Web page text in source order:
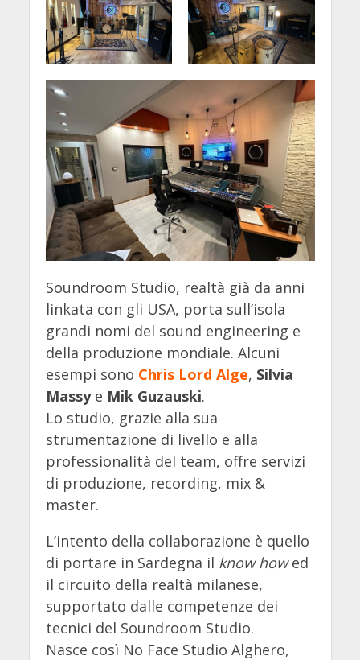
Soundroom Studio, realtà già da anni
linkata con gli USA, porta sull’isola
grandi nomi del sound engineering e
della produzione mondiale. Alcuni
esempi sono Chris Lord Alge, Silvia
Massye Mik Guzauski.
Lo studio, grazie alla sua
strumentazione di livello e alla
professionalità del team, offre servizi
di produzione, recording, mix &
master.
L’intento della collaborazione è quello
di portare in Sardegna il know howed
il circuito della realtà milanese,
supportato dalle competenze dei
tecnici del Soundroom Studio.
Nasce così No Face Studio Alghero,